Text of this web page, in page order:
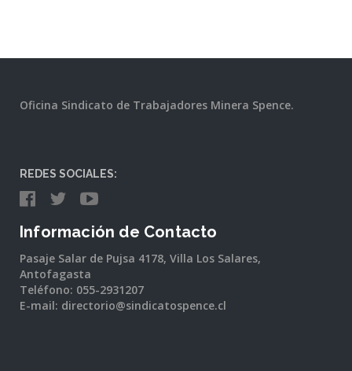
Oficina Sindicato de Trabajadores Minera Spence.
REDES SOCIALES:
Información de Contacto
Pasaje Salar de Pujsa 4178, Villa Los Salares,
Antofagasta
Teléfono: 055-2931207
E-mail: directorio@sindicatospence.cl